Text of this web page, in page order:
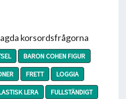
korsordsfrågorna
BARON COHEN FIGUR
FRETT
LOGGIA
LERA
FULLSTÄNDIGT